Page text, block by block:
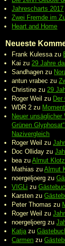
Jahrescharts 2017
Zwei Fremde im
Heart and Home
Neueste
Frank Kulessa zu
Kai zu 29 Jahre
Sandhagen zu
antun vrabec zu
Christine zu 29
Roger Weil zu Der
WDR 2 zu
Neuer unsäglicher
Grünen
Nazivergleich
Roger Weil zu
Doc Olliday zu
bea zuAlmut
Mathias zuAlmut
noergeljoerg zu
VIGLi zu
Karsten zu
Peter Thomas zu
Roger Weil zu
noergeljoerg zu
Katja zu
Carmen zu